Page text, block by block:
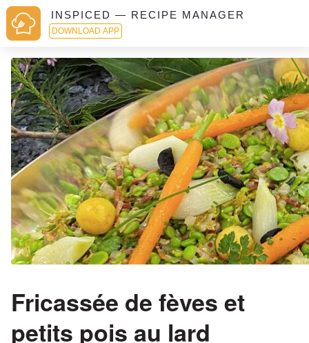
INSPICED — RECIPE MANAGER
DOWNLOAD APP
Fricassée de fèves et
petits pois au lard